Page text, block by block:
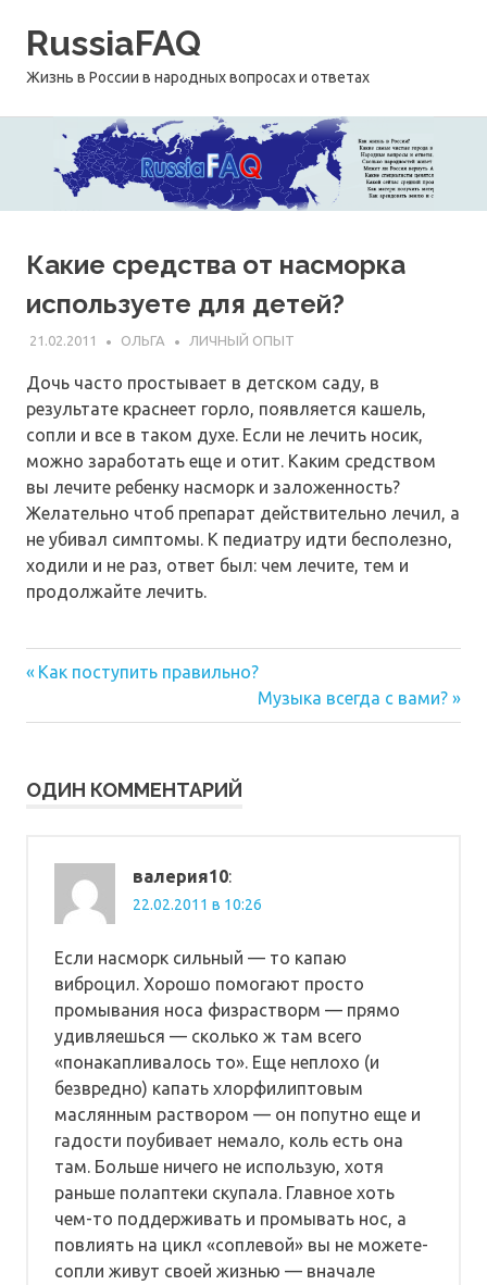
RussiaFAQ
Жизнь в России в народных вопросах и ответах
Какие средства от насморка
используете для детей?
21.02.2011 ОЛЬГА ЛИЧНЫЙ ОПЫТ
Дочь часто простывает в детском саду, в
результате краснеет горло, появляется кашель,
сопли и все в таком духе. Если не лечить носик,
можно заработать еще и отит. Каким средством
вы лечите ребенку насморк и заложенность?
Желательно чтоб препарат действительно лечил, а
не убивал симптомы. К педиатру идти бесполезно,
ходили и не раз, ответ был: чем лечите, тем и
продолжайте лечить.
Навигация
по
Предыдущая
Как поступить правильно?
Следующая
запись:
Музыка всегда с вами?
ОДИН КОММЕНТАРИЙ
валерия10:
22.02.2011 в 10:26
Если насморк сильный — то капаю
виброцил. Хорошо помогают просто
промывания носа физрастворм — прямо
удивляешься — сколько ж там всего
«понакапливалось то». Еще неплохо (и
безвредно) капать хлорфилиптовым
маслянным раствором — он попутно еще и
гадости поубивает немало, коль есть она
там. Больше ничего не использую, хотя
раньше полаптеки скупала. Главное хоть
чем-то поддерживать и промывать нос, а
повлиять на цикл «соплевой» вы не можете-
сопли живут своей жизнью — вначале